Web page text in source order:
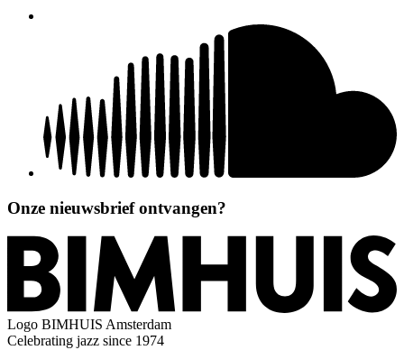
Onze nieuwsbrief ontvangen?
Logo BIMHUIS Amsterdam
Celebrating jazz since 1974